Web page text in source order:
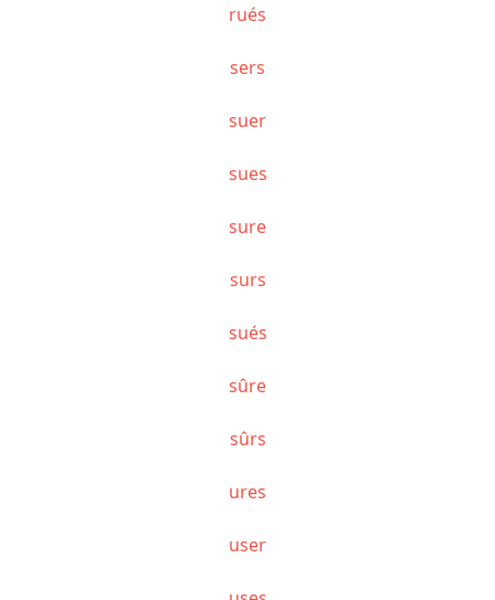
rués
sers
suer
sues
sure
surs
sués
sûre
sûrs
ures
user